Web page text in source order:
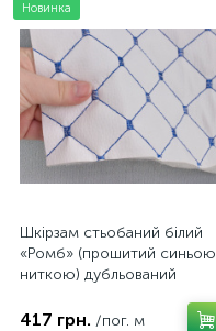
Новинка
Шкірзам стьобаний білий
«Ромб» (прошитий синьою
ниткою) дубльований
ширина 1,35м
417 грн. /пог. м